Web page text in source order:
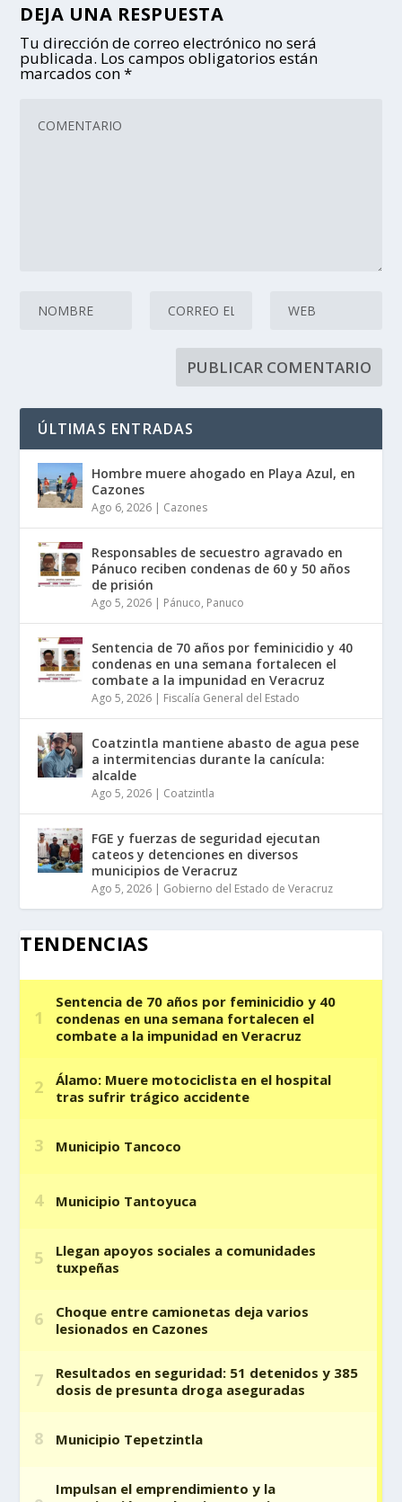
DEJA UNA RESPUESTA
Tu dirección de correo electrónico no será
publicada. Los campos obligatorios están
marcados con*
ÚLTIMAS ENTRADAS
Hombre muere ahogado en Playa Azul, en
Cazones
Ago 6, 2026 | Cazones
Responsables de secuestro agravado en
Pánuco reciben condenas de 60 y 50 años
de prisión
Ago 5, 2026 | Pánuco, Panuco
Sentencia de 70 años por feminicidio y 40
condenas en una semana fortalecen el
combate a la impunidad en Veracruz
Ago 5, 2026 | Fiscalía General del Estado
Coatzintla mantiene abasto de agua pese
a intermitencias durante la canícula:
alcalde
Ago 5, 2026 | Coatzintla
FGE y fuerzas de seguridad ejecutan
cateos y detenciones en diversos
municipios de Veracruz
Ago 5, 2026 | Gobierno del Estado de Veracruz
TENDENCIAS